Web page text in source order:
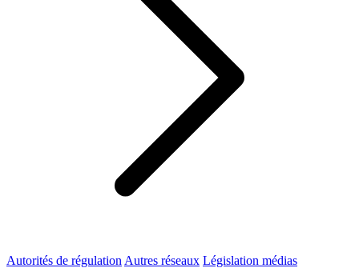
Autorités de régulation Autres réseaux Législation médias